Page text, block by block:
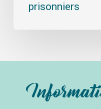
prisonniers